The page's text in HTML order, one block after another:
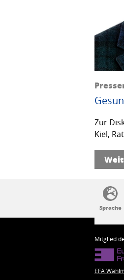
Zur
Kiel,
SSW-
Mitglied
EFA